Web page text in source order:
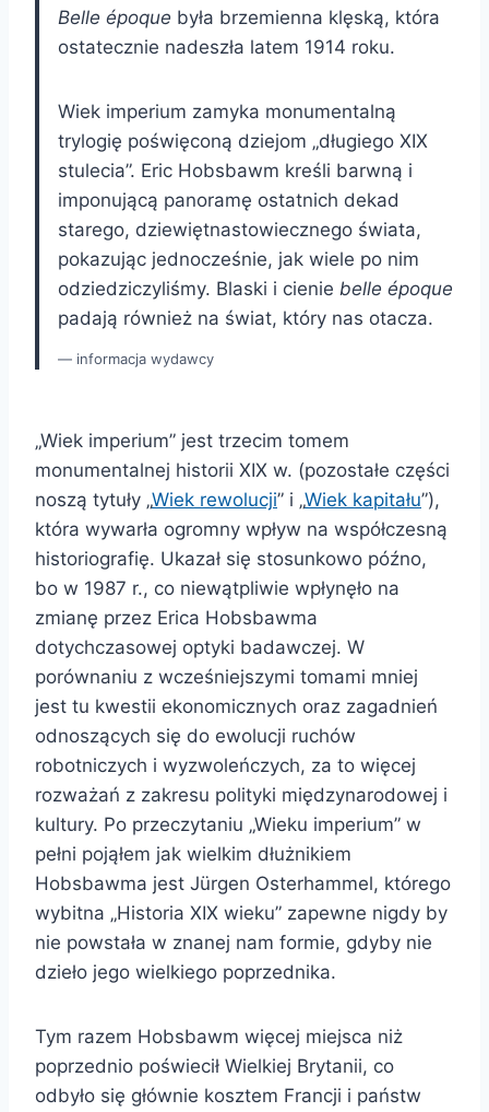
Belle époque była brzemienna klęską, która
ostatecznie nadeszła latem 1914 roku.
Wiek imperium zamyka monumentalną
trylogię poświęconą dziejom „długiego XIX
stulecia”. Eric Hobsbawm kreśli barwną i
imponującą panoramę ostatnich dekad
starego, dziewiętnastowiecznego świata,
pokazując jednocześnie, jak wiele po nim
odziedziczyliśmy. Blaski i cienie belle époque
padają również na świat, który nas otacza.
informacja wydawcy
„Wiek imperium” jest trzecim tomem
monumentalnej historii XIX w. (pozostałe części
noszą tytuły „Wiek rewolucji” i „Wiek kapitału”),
która wywarła ogromny wpływ na współczesną
historiografię. Ukazał się stosunkowo późno,
bo w 1987 r., co niewątpliwie wpłynęło na
zmianę przez Erica Hobsbawma
dotychczasowej optyki badawczej. W
porównaniu z wcześniejszymi tomami mniej
jest tu kwestii ekonomicznych oraz zagadnień
odnoszących się do ewolucji ruchów
robotniczych i wyzwoleńczych, za to więcej
rozważań z zakresu polityki międzynarodowej i
kultury. Po przeczytaniu „Wieku imperium” w
pełni pojąłem jak wielkim dłużnikiem
Hobsbawma jest Jürgen Osterhammel, którego
wybitna „Historia XIX wieku” zapewne nigdy by
nie powstała w znanej nam formie, gdyby nie
dzieło jego wielkiego poprzednika.
Tym razem Hobsbawm więcej miejsca niż
poprzednio poświecił Wielkiej Brytanii, co
odbyło się głównie kosztem Francji i państw